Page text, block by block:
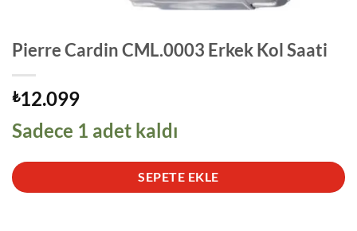
Pierre Cardin CML.0003 Erkek Kol Saati
₺12.099
Sadece 1 adet kaldı
SEPETE EKLE